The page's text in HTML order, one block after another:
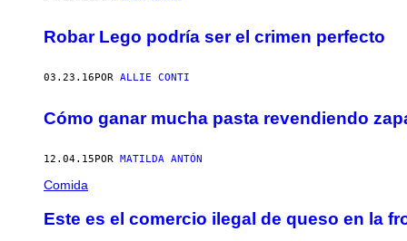
Robar Lego podría ser el crimen perfecto
03.23.16 POR ALLIE CONTI
Cómo ganar mucha pasta revendiendo
12.04.15POR MATILDA ANTÓN
Comida
Este es el comercio ilegal de queso en la